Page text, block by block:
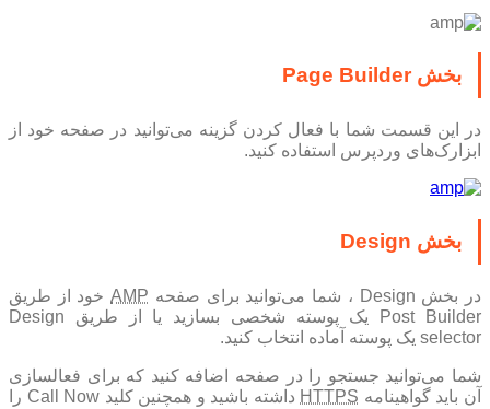
بخش Page Builder
در این قسمت شما با فعال‌ کردن گزینه می‌توانید در صفحه خود از
ابزارک‌های وردپرس استفاده کنید.
بخش Design
در بخش Design ، شما می‌توانید برای صفحه AMPخود از طریق
Post Builder یک پوسته شخصی بسازید یا از طریق Design
selector یک پوسته آماده انتخاب کنید.
شما می‌توانید جستجو را در صفحه اضافه کنید که برای فعالسازی
آن باید گواهینامهHTTPS
داشته باشید و همچنین کلید Call Now را